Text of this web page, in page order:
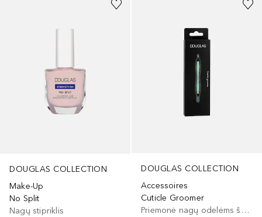
DOUGLAS COLLECTION
Make-Up
No Split
Nagų stipriklis
DOUGLAS COLLECTION
Accessoires
Cuticle Groomer
Priemonė nagų odelėms šalinti